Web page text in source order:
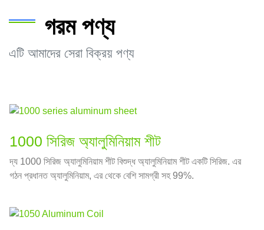
গরম পণ্য
এটি আমাদের সেরা বিক্রয় পণ্য
1000 সিরিজ অ্যালুমিনিয়াম শীট
দ্য 1000 সিরিজ অ্যালুমিনিয়াম শীট বিশুদ্ধ অ্যালুমিনিয়াম শীট একটি সিরিজ. এর
গঠন প্রধানত অ্যালুমিনিয়াম, এর থেকে বেশি সামগ্রী সহ 99%.